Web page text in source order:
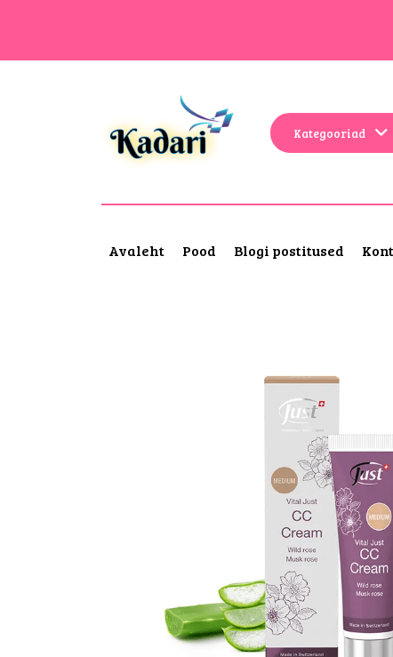
Kategooriad
Avaleht Pood Blogi postitused